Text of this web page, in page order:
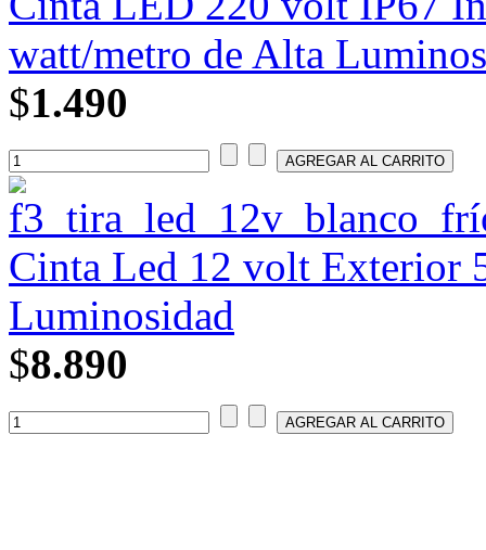
watt/metro de Alta
$1.490
Cinta Led 12 volt Exterior
Luminosidad
$8.890